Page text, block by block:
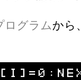
ログラムから